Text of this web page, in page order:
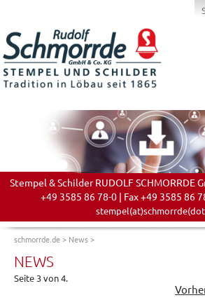
Stempel & Schilder RUDOLF SCHMORRDE
+49 3585 86 78-0 | Fax +49 3585 86
schmorrde.de> News>
NEWS
Seite 3 von 4.